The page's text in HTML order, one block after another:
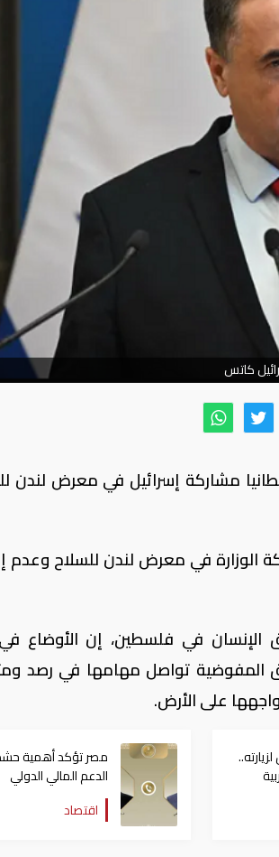
كاتس
مشاركة إسرائيل في معرض لندن
الوزارة في معرض لندن للسلاح وعدم
الإنسان في فلسطين، إن الأوضاع
تواصل مهامها في رصد
على الأرض.
مصر تؤكد أهمية
الدعم المالي الدولي
للسلطة الوطنية
الفلسطينية
اقتصاد